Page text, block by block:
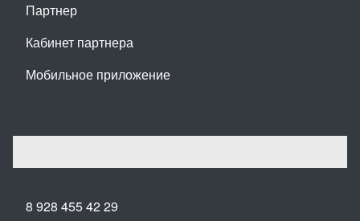
Партнер
Кабинет партнера
Мобильное приложение
8 928 455 42 29